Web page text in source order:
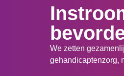
We zetten
gehandicaptenzorg,